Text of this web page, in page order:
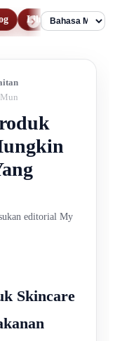
Lihat Produk
Language
Pemakanan Awak
editorial My
Skincare